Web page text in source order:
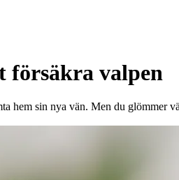
försäkra valpen
hem sin nya vän. Men du glömmer